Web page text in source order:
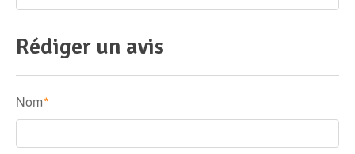
Rédiger un avis
Nom *